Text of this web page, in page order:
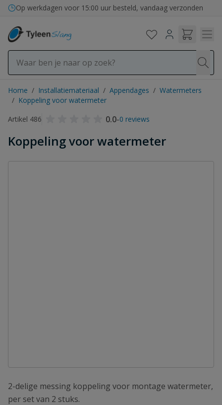
Ga naar de inhoud
Op werkdagen voor 15:00 uur besteld, vandaag verzonden
Home / Installatiemateriaal / Appendages / Watermeters
/ Koppeling voor watermeter
Artikel 486
0.0-0 reviews
Koppeling voor watermeter
2-delige messing koppeling voor montage watermeter,
per set van 2 stuks.